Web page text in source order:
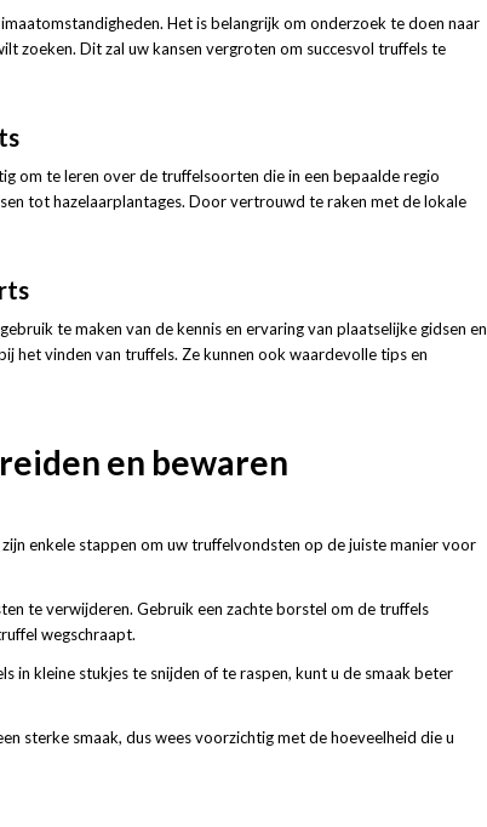
Het is belangrijk om onderzoek te doen naar
zoeken. Dit zal uw kansen vergroten om succesvol truffels te
om te leren over de truffelsoorten die in een bepaalde regio
tot hazelaarplantages. Door vertrouwd te raken met de lokale
te maken van de kennis en ervaring van plaatselijke gidsen en
het vinden van truffels. Ze kunnen ook waardevolle tips en
en bewaren
enkele stappen om uw truffelvondsten op de juiste manier voor
te verwijderen. Gebruik een zachte borstel om de truffels
wegschraapt.
in kleine stukjes te snijden of te raspen, kunt u de smaak beter
sterke smaak, dus wees voorzichtig met de hoeveelheid die u